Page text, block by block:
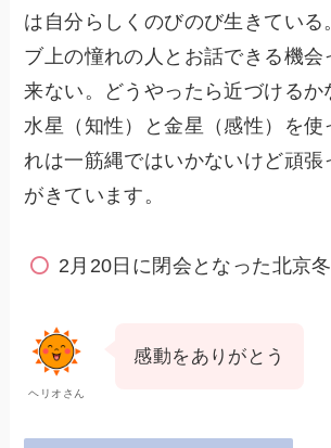
は自分らしくのびのび生きている
ブ上の憧れの人とお話できる機会
来ない。どうやったら近づけるか
水星（知性）と金星（感性）を使
れは一筋縄ではいかないけど頑張
がきています。
2月20日に閉会となった北京
ヘリオさん
感動をありがとう